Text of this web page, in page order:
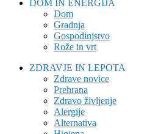
DOM IN ENERGIJA
Dom
Gradnja
Gospodinjstvo
Rože in vrt
ZDRAVJE IN LEPOTA
Zdrave novice
Prehrana
Zdravo življenje
Alergije
Alternativa